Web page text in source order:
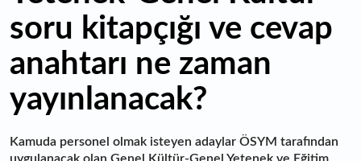
soru kitapçığı ve cevap
anahtarı ne zaman
yayınlanacak?
Kamuda personel olmak isteyen adaylar ÖSYM tarafından